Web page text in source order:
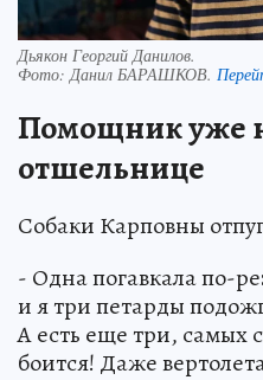
Дьякон Георгий Данилов.
Фото:Данил БАРАШКОВ.
Помощник уже
отшельнице
Собаки Карповны
- Одна погавкала по-
и я три петарды
А есть еще три, самых
боится! Даже